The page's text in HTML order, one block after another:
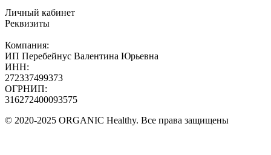
Личный кабинет
Реквизиты
Компания:
ИП Перебейнус Валентина Юрьевна
ИНН:
272337499373
ОГРНИП:
316272400093575
© 2020-2025 ORGANIC Healthy. Все права защищены